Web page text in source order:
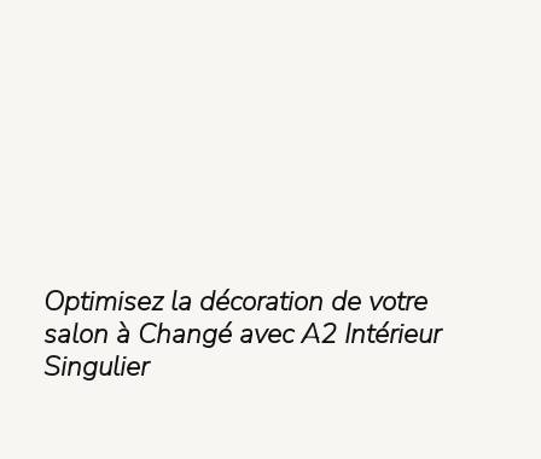
Optimisez la décoration de votre
salon à Changé avec A2 Intérieur
Singulier